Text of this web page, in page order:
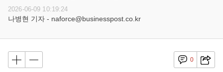
2026-06-09 10:19:24
나병현 기자 - naforce@businesspost.co.kr
0